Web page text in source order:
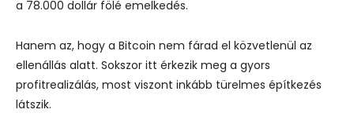
a 78.000 dollár fölé emelkedés.
Hanem az, hogy a Bitcoin nem fárad el közvetlenül az
ellenállás alatt. Sokszor itt érkezik meg a gyors
profitrealizálás, most viszont inkább türelmes építkezés
látszik.